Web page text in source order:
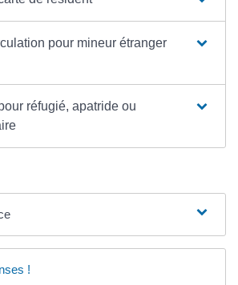
pour mineur étranger
réfugié, apatride ou
!